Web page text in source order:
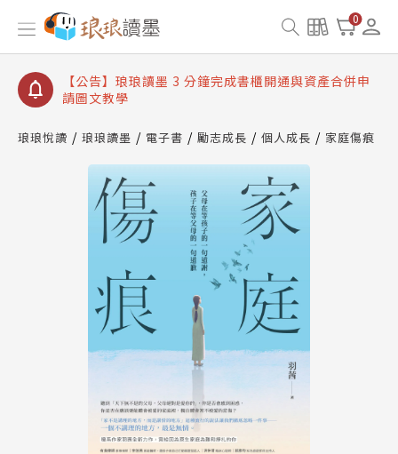
0
【公告】琅琅讀墨數位閱讀資產合併與書櫃開通申請
【公告】琅琅讀墨書櫃開通常見問題
【公告】琅琅讀墨 3 分鐘完成書櫃開通與資產合併申
請圖文教學
查詢
【公告】琅琅讀墨數位閱讀資產合併與書櫃開通申請
琅琅悅讀 琅琅讀墨 電子書 勵志成長 個人成長 家庭傷痕